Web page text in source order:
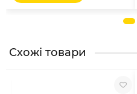
Схожі товари